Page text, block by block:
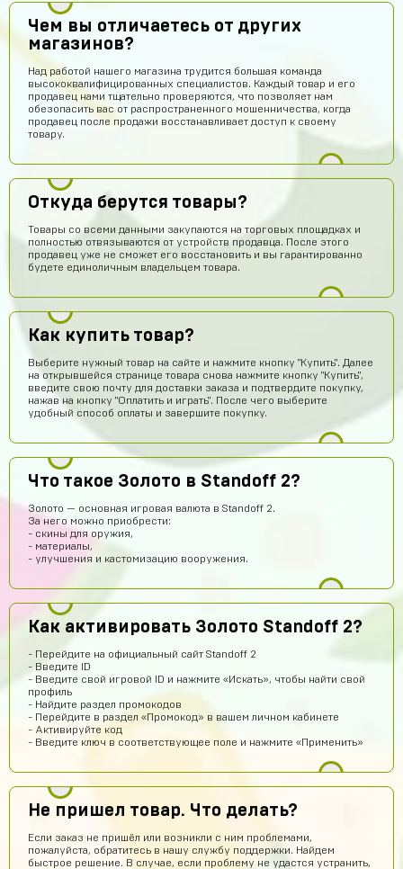
Чем вы отличаетесь от других
магазинов?
Над работой нашего магазина трудится большая команда
высококвалифицированных специалистов. Каждый товар и его
продавец нами тщательно проверяются, что позволяет нам
обезопасить вас от распространенного мошенничества, когда
продавец после продажи восстанавливает доступ к своему
товару.
Откуда берутся товары?
Товары со всеми данными закупаются на торговых площадках и
полностью отвязываются от устройств продавца. После этого
продавец уже не сможет его восстановить и вы гарантированно
будете единоличным владельцем товара.
Как купить товар?
Выберите нужный товар на сайте и нажмите кнопку "Купить". Далее
на открывшейся странице товара снова нажмите кнопку "Купить",
введите свою почту для доставки заказа и подтвердите покупку,
нажав на кнопку "Оплатить и играть". После чего выберите
удобный способ оплаты и завершите покупку.
Что такое Золото в Standoff 2?
Золото — основная игровая валюта в Standoff 2.
За него можно приобрести:
- скины для оружия,
- материалы,
- улучшения и кастомизацию вооружения.
Как активировать Золото Standoff 2?
- Перейдите на официальный сайт Standoff 2
- Введите ID
- Введите свой игровой ID и нажмите «Искать», чтобы найти свой
профиль
- Найдите раздел промокодов
- Перейдите в раздел «Промокод» в вашем личном кабинете
- Активируйте код
- Введите ключ в соответствующее поле и нажмите «Применить»
Не пришел товар. Что делать?
Если заказ не пришёл или возникли с ним проблемами,
пожалуйста, обратитесь в нашу службу поддержки. Найдем
быстрое решение. В случае, если проблему не удастся устранить,
Макс Коробков 14 часов назад
Топчик. Акк пришел теперь рублуюсь на нормальном а
не на дешманском лол
Лёша Бикметов
Pizdavam
TOP
Обратитесь к нам в поддержку по контактам,
представленным на сайте. Вам обязательно
помогут получить заказ.
ЕК
Егор Карачев 9 часов назад
Топ сайт!
9 часов назад
Подскажите как решить проблему с оплатой через
телефон, вечная загрузка
Топ